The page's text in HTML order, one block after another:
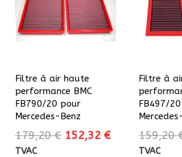
Filtre à air haute
performance BMC
FB790/20 pour
Mercedes-Benz
179,20€ Le
152,32 €Le
TVAC
Filtre à
FB497/
159,20
TVAC